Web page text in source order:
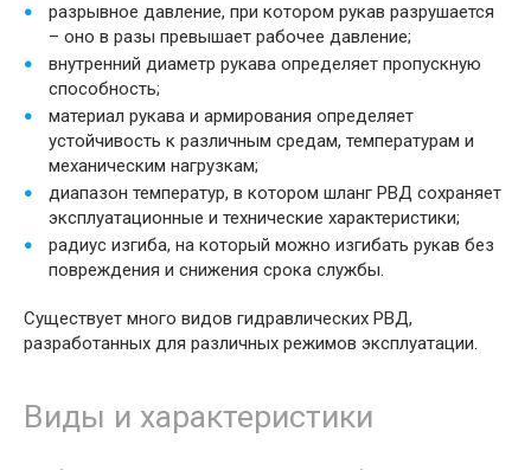
разрывное давление, при котором рукав разрушается
– оно в разы превышает рабочее давление;
внутренний диаметр рукава определяет пропускную
способность;
материал рукава и армирования определяет
устойчивость к различным средам, температурам и
механическим нагрузкам;
диапазон температур, в котором шланг РВД сохраняет
эксплуатационные и технические характеристики;
радиус изгиба, на который можно изгибать рукав без
повреждения и снижения срока службы.
Существует много видов гидравлических РВД,
разработанных для различных режимов эксплуатации.
Виды и характеристики